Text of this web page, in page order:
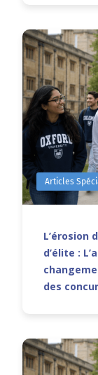
Articles
L’érosion
d’élite :
des